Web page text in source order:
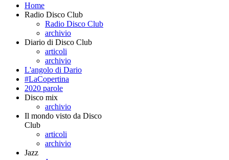
Home
Radio Disco Club
Radio Disco Club
archivio
Diario di Disco Club
articoli
archivio
L'angolo di Dario
#LaCopertina
2020 parole
Disco mix
archivio
Il mondo visto da Disco
Club
articoli
archivio
Jazz